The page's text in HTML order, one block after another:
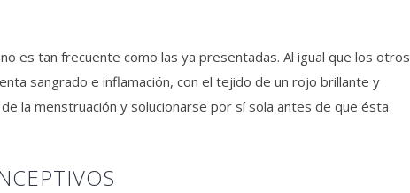
es tan frecuente como las ya presentadas. Al igual que los otros
sangrado e inflamación, con el tejido de un rojo brillante y
la menstruación y solucionarse por sí sola antes de que ésta